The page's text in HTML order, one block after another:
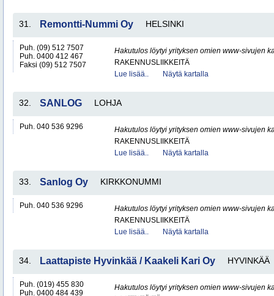
31. Remontti-Nummi Oy HELSINKI
Puh. (09) 512 7507
Puh. 0400 412 467
Faksi (09) 512 7507
Hakutulos löytyi yrityksen omien www-sivujen
RAKENNUSLIIKKEITÄ
Lue lisää..
Näytä kartalla
32. SANLOG LOHJA
Puh. 040 536 9296
Hakutulos löytyi yrityksen omien www-sivujen
RAKENNUSLIIKKEITÄ
Lue lisää..
Näytä kartalla
33. Sanlog Oy KIRKKONUMMI
Puh. 040 536 9296
Hakutulos löytyi yrityksen omien www-sivujen
RAKENNUSLIIKKEITÄ
Lue lisää..
Näytä kartalla
34. Laattapiste Hyvinkää / Kaakeli Kari Oy HYVINKÄÄ
Puh. (019) 455 830
Puh. 0400 484 439
Hakutulos löytyi yrityksen omien www-sivujen